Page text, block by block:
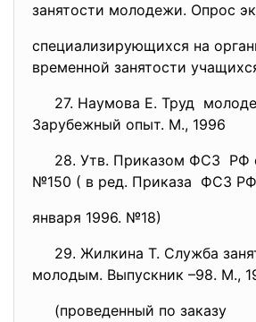
занятости молодежи. Опрос
специализирующихся на
временной занятости
27. Наумова Е. Труд
Зарубежный опыт. М., 1996
28. Утв. Приказом ФСЗ РФ
№150 ( в ред. Приказа ФСЗ
января 1996. №18)
29. Жилкина Т. Служба
молодым. Выпускник –98. М.,
(проведенный по заказу